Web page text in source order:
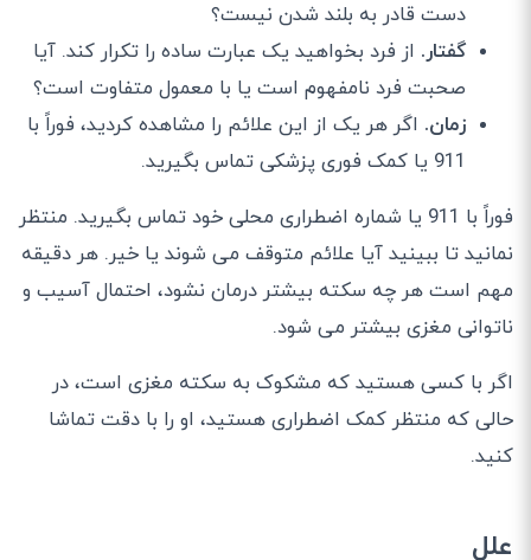
دست قادر به بلند شدن نیست؟
گفتار. از فرد بخواهید یک عبارت ساده را تکرار کند. آیا
صحبت فرد نامفهوم است یا با معمول متفاوت است؟
زمان. اگر هر یک از این علائم را مشاهده کردید، فوراً با
911 یا کمک فوری پزشکی تماس بگیرید.
فوراً با 911 یا شماره اضطراری محلی خود تماس بگیرید. منتظر
نمانید تا ببینید آیا علائم متوقف می شوند یا خیر. هر دقیقه
مهم است هر چه سکته بیشتر درمان نشود، احتمال آسیب و
ناتوانی مغزی بیشتر می شود.
اگر با کسی هستید که مشکوک به سکته مغزی است، در
حالی که منتظر کمک اضطراری هستید، او را با دقت تماشا
کنید.
علل